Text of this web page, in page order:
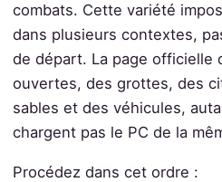
combats. Cette variété
dans plusieurs contextes,
de départ. La page officielle
ouvertes, des grottes, des
sables et des véhicules,
chargent pas le PC de la
Procédez dans cet ordre :